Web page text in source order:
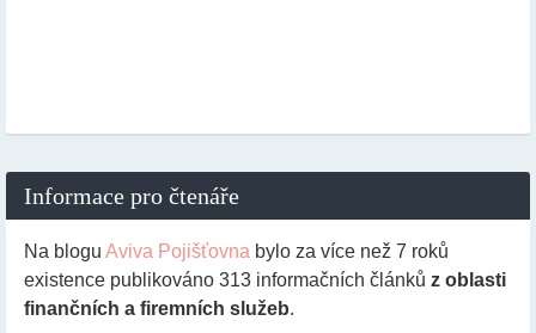
Informace pro čtenáře
Na blogu Aviva Pojišťovna bylo za více než 7 roků
existence publikováno 313 informačních článků z oblasti
finančních a firemních služeb.